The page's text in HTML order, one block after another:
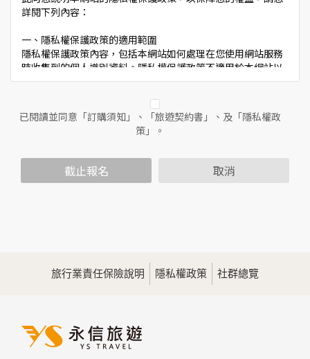
詳閱下列內容：
一、隱私權保護政策的適用範圍
隱私權保護政策內容，包括本網站如何處理在您使用網站服務
時收集到的個人識別資料。隱私權保護政策不適用於本網站以
外的相關連結網站，也不適用於非本網站所委託或參與管理的
二、個人資料的蒐集、處理及利用方式
當您造訪本網站或使用本網站所提供之功能服務時，我們將視
範圍內處理及利用您的個人資料；非經您書面同意，本網站不
會將個人資料用於其他用途。
為提供精確的服務，我們會將收集的問卷調查內容進行統計與
分析，分析結果之統計數據或說明文字呈現，除供內部研究
三、資料之保護
已閱讀並同意「訂購須知」、「旅遊契約書」、及「隱私權政
策」。
截止報名 取消
旅行業責任保險說明 隱私權政策 社群總覽